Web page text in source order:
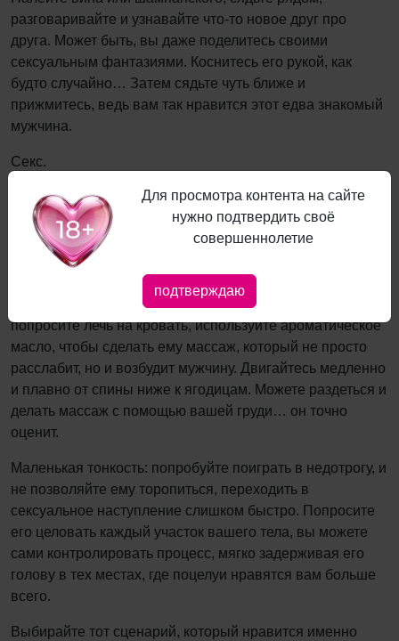
разговаривайте и узнавайте что-то новое друг про
друга. Может быть, вы даже поделитесь своими
сексуальным фантазиями. Коснитесь его рукой, как
будто случайно… Затем сядьте чуть ближе и
прижмитесь, ведь вам так нравится этот едва знакомый
мужчина.
Секс.
Вспомните свой первый поцелуй и попробуйте снова
прочувствовать этот момент. Аккуратно коснитесь его
губ, а затем начните чуть активнее целовать. Обнимайте
его так нежно, как только возможно, гладьте его лицо,
волосы, целуйте осторожно-осторожно - будто
предстоящая ночь у вас самая первая. Разденьте его,
попросите лечь на кровать, используйте ароматическое
масло, чтобы сделать ему массаж, который не просто
расслабит, но и возбудит мужчину. Двигайтесь медленно
и плавно от спины ниже к ягодицам. Можете раздеться и
делать массаж с помощью вашей груди… он точно
оценит.
Маленькая тонкость: попробуйте поиграть в недотрогу, и
не позволяйте ему торопиться, переходить в
сексуальное наступление слишком быстро. Попросите
его целовать каждый участок вашего тела, вы можете
сами контролировать процесс, мягко задерживая его
голову в тех местах, где поцелуи нравятся вам больше
всего.
Выбирайте тот сценарий, который нравится именно
Для просмотра контента на сайте
нужно подтвердить своё
совершеннолетие
подтверждаю